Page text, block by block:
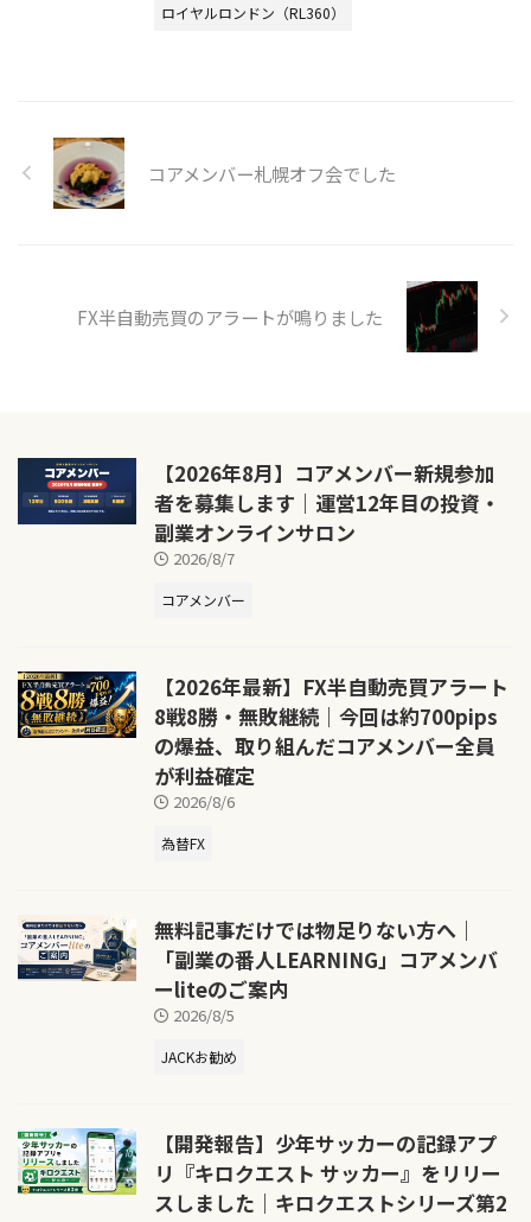
ロイヤルロンドン（RL360）
コアメンバー札幌オフ会でした
FX半自動売買のアラートが鳴りました
【2026年8月】コアメンバー新規参加
者を募集します｜運営12年目の投資・
副業オンラインサロン
2026/8/7
コアメンバー
【2026年最新】FX半自動売買アラート
8戦8勝・無敗継続｜今回は約700pips
の爆益、取り組んだコアメンバー全員
が利益確定
2026/8/6
為替FX
無料記事だけでは物足りない方へ｜
「副業の番人LEARNING」コアメンバ
ーliteのご案内
2026/8/5
JACKお勧め
【開発報告】少年サッカーの記録アプ
リ『キロクエスト サッカー』をリリー
スしました｜キロクエストシリーズ第2